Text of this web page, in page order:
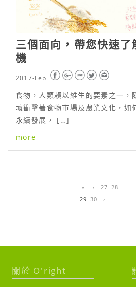
三個面向，帶您快速了
機
2017-Feb
食物，人類賴以維生的要素之一，
壞衝擊著食物市場及農業文化，如
永續發展， […]
more
« ‹ 27 28
29 30 ›
關於 O'right